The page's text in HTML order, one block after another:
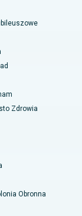
Kakinada
Kalkucie
Navi Mumbai
Zdrowia
Obronna